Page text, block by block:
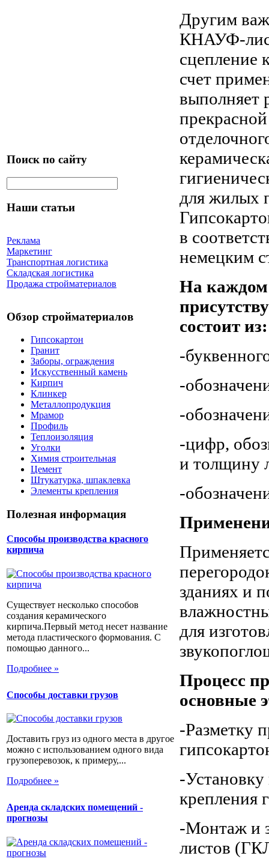
Поиск по сайту
Наши статьи
Реклама
Маркетинг
Транспортная логистика
Складская логистика
Продажа стройматериалов
Обзор стройматериалов
Гипсокартон
Гранит
Заборы, ограждения
Искусственный камень
Кирпич
Клинкер
Металлопродукция
Мрамор
Профиль
Теплоизоляция
Уголки
Химия строительная
Цемент
Штукатурка, шпаклевка
Элементы крепления
Полезная информация
Способы производства красного
кирпича
Существует несколько способов
создания керамического
кирпича.Первый метод несет название
метода пластического формования. С
помощью данного...
Подробнее »
Способы доставки грузов
Доставить груз из одного места в другое
можно с использованием одного вида
грузоперевозок, к примеру,...
Подробнее »
Аренда складских помещений -
прогнозы
Другим
КНАУФ-
сцепление
счет
выполняет
для жилых
в
немецким
На
состоит из:
-
-
-
-цифр,
и толщину
-
зданиях и
для
Процесс
основные
-Разметку
-
-Монтаж и
листов